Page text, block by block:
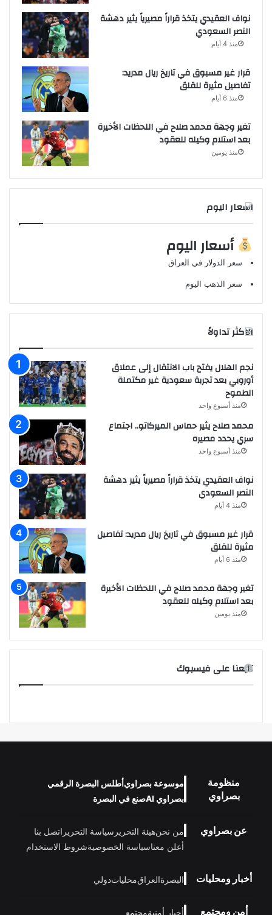
نواف العقيدي يتخذ قراراً مصيرياً يثير دهشة
النصر السعودي
منذ 4 أيام
قرار غير مسبوق في تاريخ ريال مدريد:
تفاصيل مثيرة للقلق
منذ 6 أيام
تغير وجهة محمد صلاح في اللحظات الأخيرة
بعد استلام وكيله للعقود
منذ يومين
اسعار اليوم
أسعار اليوم
سعر الدولار في العراق
سعر الذهب اليوم
الاكثر تداولاً
نجم الهلال يفتح باب الانتقال إلى عملاق
أوروبي بعد تجربة سعودية غير مكتملة
الطموح
منذ أسبوع واحد
محمد صلاح يثير حماس الميركاتو.. اجتماع
سري يحدد مصيره
منذ أسبوع واحد
نواف العقيدي يتخذ قراراً مصيرياً يثير دهشة
النصر السعودي
منذ 4 أيام
قرار غير مسبوق في تاريخ ريال مدريد: تفاصيل
مثيرة للقلق
منذ 6 أيام
تغير وجهة محمد صلاح في اللحظات الأخيرة
بعد استلام وكيله للعقود
منذ يومين
تابعنا على فيسبوك
منظومة
بصراوي
موسوعة بصراويأطلس البصرة الرقمي
بصراوي AI
صنع في البصرة
عن بصراوي من نحنهيئة التحرير سياسة التحرير اتصل بنا
أعلن معناسياسة الخصوصيةشروط الاستخدام
أخبار ومحليات البصرةالعراقمحلياتدولي
أمن ومجتمع أخبار أمنيةمجتمع